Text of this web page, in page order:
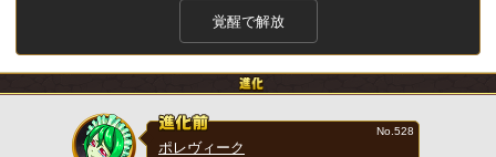
覚醒で解放
ポレヴィーク
No.528